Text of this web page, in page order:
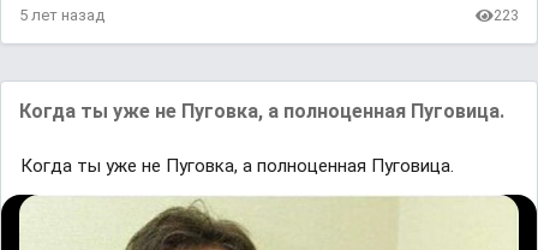
5 лет назад 223
Когда ты уже не Пуговка, а полноценная Пуговица.
Когда ты уже не Пуговка, а полноценная Пуговица.